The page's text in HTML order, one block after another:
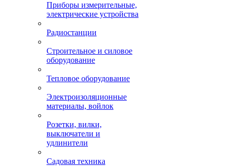
Приборы измерительные,
электрические устройства
Радиостанции
Строительное и силовое
оборудование
Тепловое оборудование
Электроизоляционные
материалы, войлок
Розетки, вилки,
выключатели и
удлинители
Садовая техника